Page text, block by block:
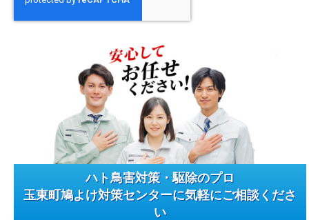
ハト鳥害対策・駆除のプロ
玉東町鳩よけ対策センターに気軽にご相談くださ
い